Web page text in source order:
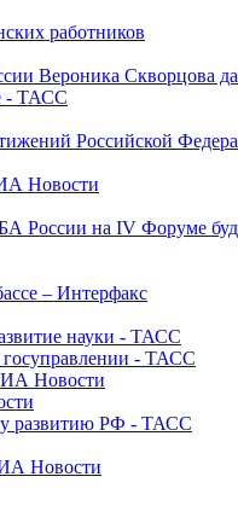
работников
Вероника Скворцова
- ТАСС
Российской
Новости
России на IV Форуме
– Интерфакс
науки - ТАСС
госуправлении - ТАСС
Новости
развитию РФ - ТАСС
Новости